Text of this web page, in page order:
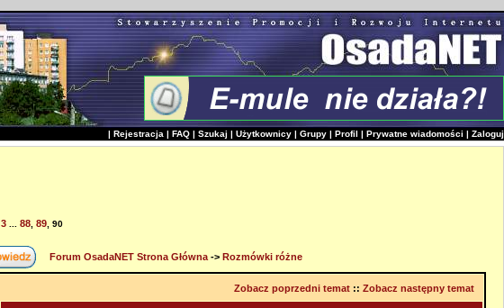
| Rejestracja | FAQ | Szukaj | Użytkownicy | Grupy | Profil | Prywatne wiadomości | Zaloguj
3... 88, 89, 90
Forum OsadaNET Strona Główna-> Rozmówki różne
Zobacz poprzedni temat:: Zobacz następny temat